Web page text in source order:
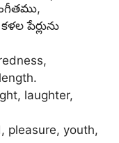
పేర్లును
laughter,
pleasure, youth,